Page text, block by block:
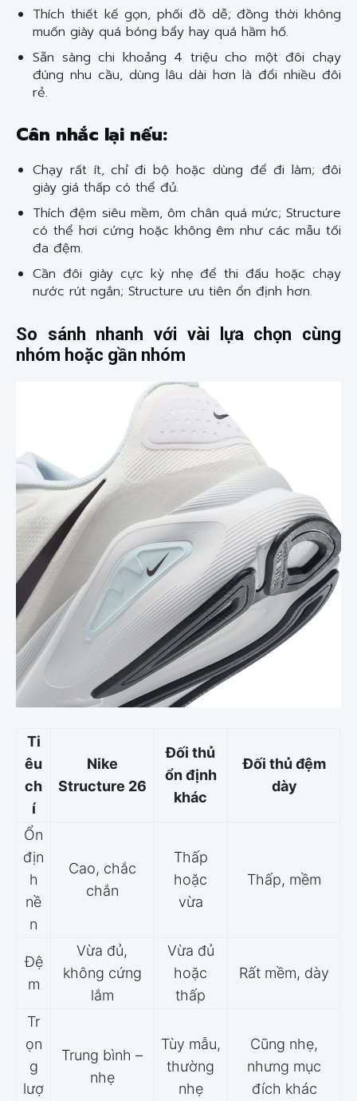
Thích thiết kế gọn, phối đồ dễ; đồng thời không
muốn giày quá bóng bẩy hay quá hầm hố.
Sẵn sàng chi khoảng 4 triệu cho một đôi chạy
đúng nhu cầu, dùng lâu dài hơn là đổi nhiều đôi
rẻ.
Cân nhắc lại nếu:
Chạy rất ít, chỉ đi bộ hoặc dùng để đi làm; đôi
giày giá thấp có thể đủ.
Thích đệm siêu mềm, ôm chân quá mức; Structure
có thể hơi cứng hoặc không êm như các mẫu tối
đa đệm.
Cần đôi giày cực kỳ nhẹ để thi đấu hoặc chạy
nước rút ngắn; Structure ưu tiên ổn định hơn.
So sánh nhanh với vài lựa chọn cùng
nhóm hoặc gần nhóm
Ti
êu
ch
í
Nike
Structure 26
Đối thủ
ổn định
khác
Đối thủ đệm
dày
Ổn
địn
h
nề
n
Cao, chắc
chắn
Thấp
hoặc
vừa
Thấp, mềm
Đệ
m
Vừa đủ,
không cứng
lắm
Vừa đủ
hoặc
thấp
Rất mềm, dày
Tr
ọn
g
lượ
Trung bình –
nhẹ
Tùy mẫu,
thường
nhẹ
Cũng nhẹ,
nhưng mục
đích khác